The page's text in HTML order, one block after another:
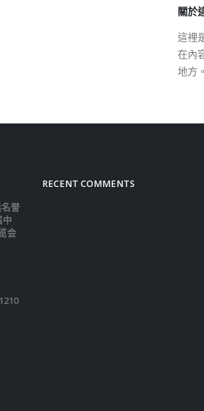
關於
這裡
在內
地方。
誉
中
会
RECENT COMMENTS